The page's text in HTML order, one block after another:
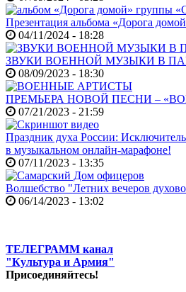
Презентация альбома «Дорога
04/11/2024 - 18:28
ЗВУКИ ВОЕННОЙ МУЗЫКИ В
08/09/2023 - 18:30
ПРЕМЬЕРА НОВОЙ ПЕСНИ –
07/21/2023 - 21:59
Праздник духа России:
в музыкальном онлайн-марафоне!
07/11/2023 - 13:35
Волшебство "Летних вечеров
06/14/2023 - 13:02
ТЕЛЕГРАММ канал
"Культура и Армия"
Присоединяйтесь!